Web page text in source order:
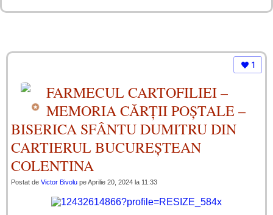
1
FARMECUL CARTOFILIEI –
MEMORIA CĂRȚII POȘTALE –
BISERICA SFÂNTU DUMITRU DIN
CARTIERUL BUCUREȘTEAN
COLENTINA
Postat de Victor Bivolu pe Aprilie 20, 2024 la 11:33